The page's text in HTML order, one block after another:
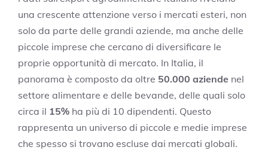
una crescente attenzione verso i mercati esteri, non
solo da parte delle grandi aziende, ma anche delle
piccole imprese che cercano di diversificare le
proprie opportunità di mercato. In Italia, il
panorama è composto da oltre 50.000 aziende nel
settore alimentare e delle bevande, delle quali solo
circa il 15% ha più di 10 dipendenti. Questo
rappresenta un universo di piccole e medie imprese
che spesso si trovano escluse dai mercati globali.